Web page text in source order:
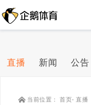
直播 新闻 公告
当前位置： 首页- 直播